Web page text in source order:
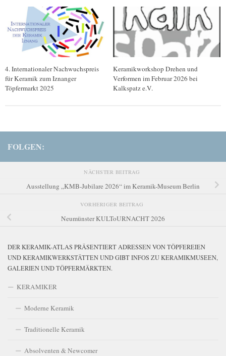
4. Internationaler Nachwuchspreis
für Keramik zum Iznanger
Töpfermarkt 2025
Keramikworkshop Drehen und
Verformen im Februar 2026 bei
Kalkspatz e.V.
FOLGEN:
NÄCHSTER BEITRAG
Ausstellung „KMB-Jubilare 2026“ im Keramik-Museum Berlin
VORHERIGER BEITRAG
Neumünster KULToURNACHT 2026
DER KERAMIK-ATLAS PRÄSENTIERT ADRESSEN VON TÖPFEREIEN
UND KERAMIKWERKSTÄTTEN UND GIBT INFOS ZU KERAMIKMUSEEN,
GALERIEN UND TÖPFERMÄRKTEN.
KERAMIKER
Moderne Keramik
Traditionelle Keramik
Absolventen & Newcomer